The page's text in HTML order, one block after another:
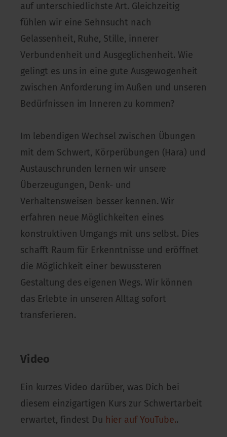
auf unterschiedlichste Art. Gleichzeitig
fühlen wir eine Sehnsucht nach
Gelassenheit, Ruhe, Stille, innerer
Verbundenheit und Ausgeglichenheit. Wie
gelingt es uns in eine gute Ausgewogenheit
zwischen Anforderung im Außen und unseren
Bedürfnissen im Inneren zu kommen?
Im lebendigen Wechsel zwischen Übungen
mit dem Schwert, Körperübungen (Hara) und
Austauschrunden lernen wir unsere
Überzeugungen, Denk- und
Verhaltensweisen besser kennen. Wir
erfahren neue Möglichkeiten eines
konstruktiven Umgangs mit uns selbst. Dies
schafft Raum für Erkenntnisse und eröffnet
die Möglichkeit einer bewussteren
Gestaltung des eigenen Wegs. Wir können
das Erlebte in unseren Alltag sofort
transferieren.
Video
Ein kurzes Video darüber, was Dich bei
diesem einzigartigen Kurs zur Schwertarbeit
erwartet, findest Du hier auf YouTube..